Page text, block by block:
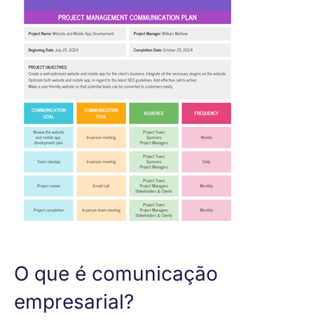
O que é comunicação
empresarial?